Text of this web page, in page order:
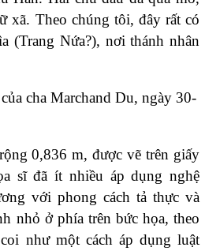
xã. Theo chúng tôi, đây rất có
(Trang Nứa?), nơi thánh nhân
cha Marchand Du, ngày 30-
0,836 m, được vẽ trên giấy
sĩ đã ít nhiều áp dụng nghệ
với phong cách tả thực và
nhỏ ở phía trên bức họa, theo
như một cách áp dụng luật